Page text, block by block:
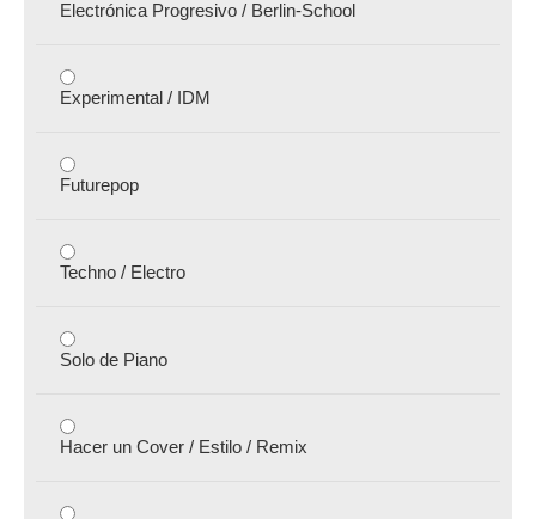
Electrónica Progresivo / Berlin-School
Experimental / IDM
Futurepop
Techno / Electro
Solo de Piano
Hacer un Cover / Estilo / Remix